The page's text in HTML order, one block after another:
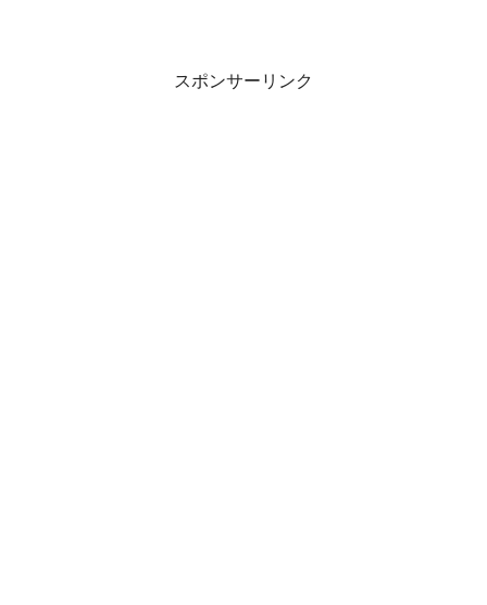
スポンサーリンク